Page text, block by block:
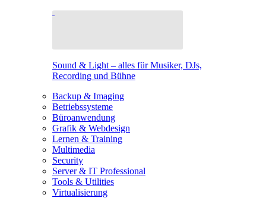
Sound & Light – alles für Musiker, DJs,
Recording und Bühne
Backup & Imaging
Betriebssysteme
Büroanwendung
Grafik & Webdesign
Lernen & Training
Multimedia
Security
Server & IT Professional
Tools & Utilities
Virtualisierung